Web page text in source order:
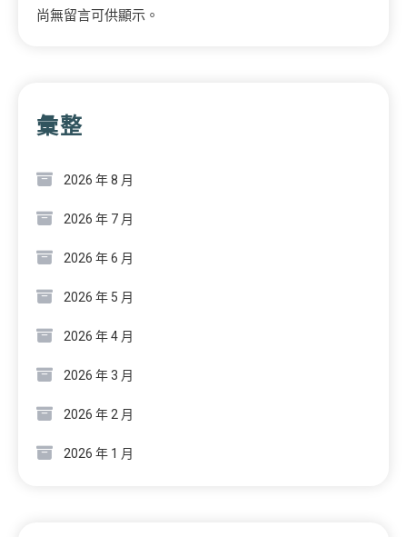
尚無留言可供顯示。
彙整
2026 年 8 月
2026 年 7 月
2026 年 6 月
2026 年 5 月
2026 年 4 月
2026 年 3 月
2026 年 2 月
2026 年 1 月